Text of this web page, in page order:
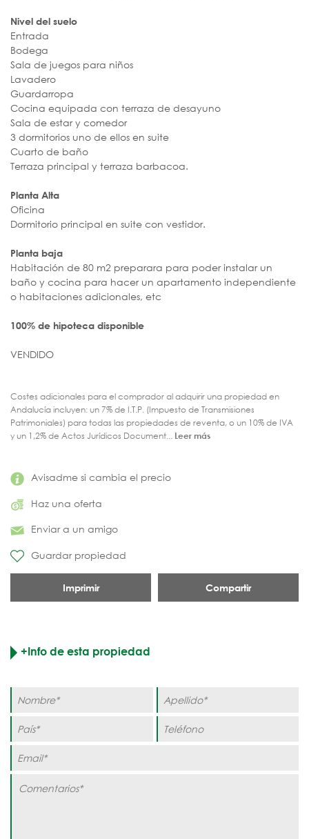
Avisadme si cambia el precio
Haz una oferta
Enviar a un amigo
Guardar propiedad
Imprimir Compartir
Nivel del suelo
Entrada
Bodega
Sala de juegos para niños
Lavadero
Guardarropa
Cocina equipada con terraza de desayuno
Sala de estar y comedor
3 dormitorios uno de ellos en suite
Cuarto de baño
Terraza principal y terraza barbacoa.
Planta Alta
Oficina
Dormitorio principal en suite con vestidor.
Planta baja
Habitación de 80 m2 preparara para poder instalar un
baño y cocina para hacer un apartamento independiente
o habitaciones adicionales, etc
100% de hipoteca disponible
VENDIDO
Costes adicionales para el comprador al adquirir una propiedad en
Andalucía incluyen: un 7% de I.T.P. (Impuesto de Transmisiones
Patrimoniales) para todas las propiedades de reventa, o un 10% de IVA
y un 1,2% de Actos Jurídicos Document... Leer más
+Info de esta propiedad